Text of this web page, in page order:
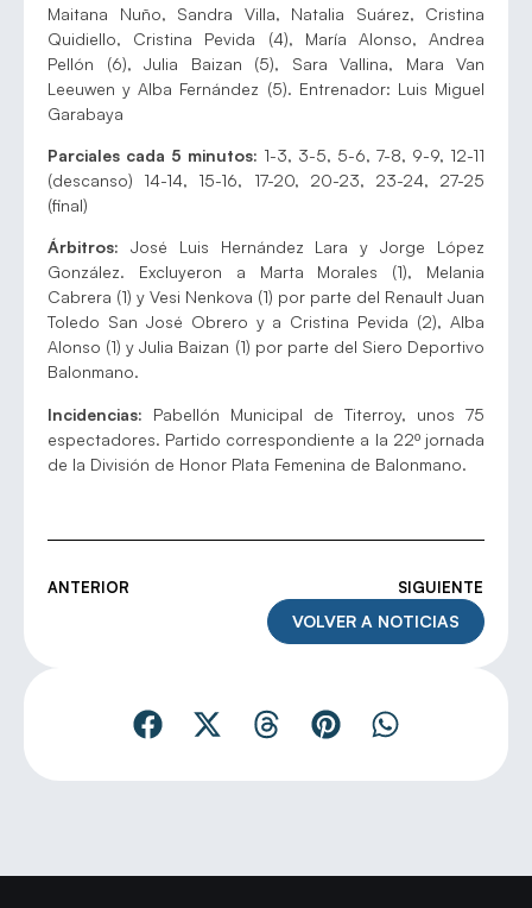
Maitana Nuño, Sandra Villa, Natalia Suárez, Cristina
Quidiello, Cristina Pevida (4), María Alonso, Andrea
Pellón (6), Julia Baizan (5), Sara Vallina, Mara Van
Leeuwen y Alba Fernández (5). Entrenador: Luis Miguel
Garabaya
Parciales cada 5 minutos: 1-3, 3-5, 5-6, 7-8, 9-9, 12-11
(descanso) 14-14, 15-16, 17-20, 20-23, 23-24, 27-25
(final)
Árbitros: José Luis Hernández Lara y Jorge López
González. Excluyeron a Marta Morales (1), Melania
Cabrera (1) y Vesi Nenkova (1) por parte del Renault Juan
Toledo San José Obrero y a Cristina Pevida (2), Alba
Alonso (1) y Julia Baizan (1) por parte del Siero Deportivo
Balonmano.
Incidencias: Pabellón Municipal de Titerroy, unos 75
espectadores. Partido correspondiente a la 22º jornada
de la División de Honor Plata Femenina de Balonmano.
ANTERIOR SIGUIENTE
VOLVER A NOTICIAS